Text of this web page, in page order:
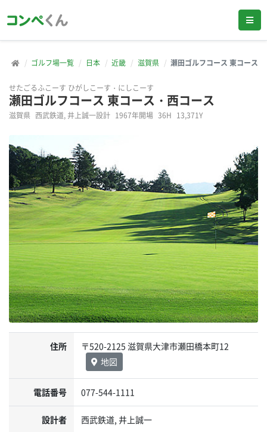
ゴルフ場一覧 日本 近畿 滋賀県 瀬田ゴルフコース 東コース
せたごるふこーす ひがしこーす・にしこーす
瀬田ゴルフコース 東コース・西コース
滋賀県 西武鉄道, 井上誠一設計 1967年開場 36H 13,371Y
住所
〒520-2125 滋賀県大津市瀬田橋本町12
地図
電話番号 077-544-1111
設計者 西武鉄道, 井上誠一